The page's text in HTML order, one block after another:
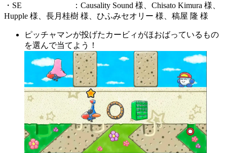
・SE ：Causality Sound 様、Chisato Kimura 様、
Hupple 様、長月桂樹 様、ひふみセオリー 様、稿屋 隆 様
ピッチャマンが投げたカービィがほおばっているもの
を選んで当てよう！